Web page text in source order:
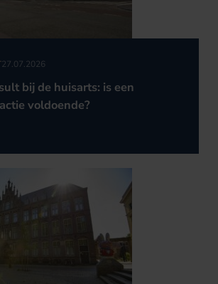
27.07.2026
bij de huisarts: is een
voldoende?